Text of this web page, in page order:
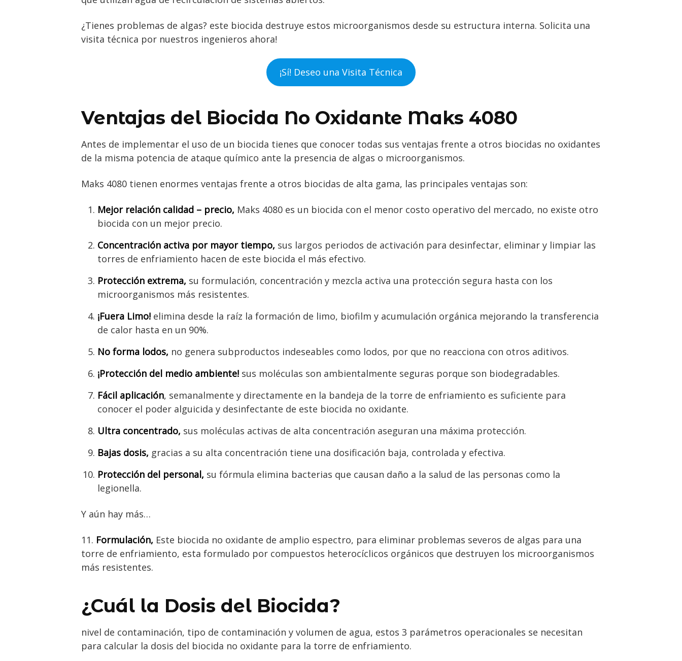
¿Tienes problemas de algas? este biocida destruye estos microorganismos desde su estructura interna. Solicita una
visita técnica por nuestros ingenieros ahora!
¡Sí! Deseo una Visita Técnica
Ventajas del Biocida No Oxidante Maks 4080
Antes de implementar el uso de un biocida tienes que conocer todas sus ventajas frente a otros biocidas no oxidantes
de la misma potencia de ataque químico ante la presencia de algas o microorganismos.
Maks 4080 tienen enormes ventajas frente a otros biocidas de alta gama, las principales ventajas son:
Mejor relación calidad – precio, Maks 4080 es un biocida con el menor costo operativo del mercado, no existe otro
biocida con un mejor precio.
Concentración activa por mayor tiempo, sus largos periodos de activación para desinfectar, eliminar y limpiar las
torres de enfriamiento hacen de este biocida el más efectivo.
Protección extrema, su formulación, concentración y mezcla activa una protección segura hasta con los
microorganismos más resistentes.
¡Fuera Limo! elimina desde la raíz la formación de limo, biofilm y acumulación orgánica mejorando la transferencia
de calor hasta en un 90%.
No forma lodos, no genera subproductos indeseables como lodos, por que no reacciona con otros aditivos.
¡Protección del medio ambiente! sus moléculas son ambientalmente seguras porque son biodegradables.
Fácil aplicación, semanalmente y directamente en la bandeja de la torre de enfriamiento es suficiente para
conocer el poder alguicida y desinfectante de este biocida no oxidante.
Ultra concentrado, sus moléculas activas de alta concentración aseguran una máxima protección.
Bajas dosis, gracias a su alta concentración tiene una dosificación baja, controlada y efectiva.
Protección del personal, su fórmula elimina bacterias que causan daño a la salud de las personas como la
legionella.
Y aún hay más…
11. Formulación, Este biocida no oxidante de amplio espectro, para eliminar problemas severos de algas para una
torre de enfriamiento, esta formulado por compuestos heterocíclicos orgánicos que destruyen los microorganismos
más resistentes.
¿Cuál la Dosis del Biocida?
nivel de contaminación, tipo de contaminación y volumen de agua, estos 3 parámetros operacionales se necesitan
para calcular la dosis del biocida no oxidante para la torre de enfriamiento.